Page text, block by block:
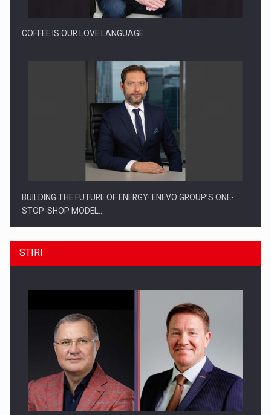
COFFEE IS OUR LOVE LANGUAGE
BUILDING THE FUTURE OF ENERGY: ENEVO GROUP’S ONE-
STOP-SHOP MODEL…
ROOTED IN ROMANIA, BUILT TO DELIVER TECHNOLOGY FOR
THE…
STIRI